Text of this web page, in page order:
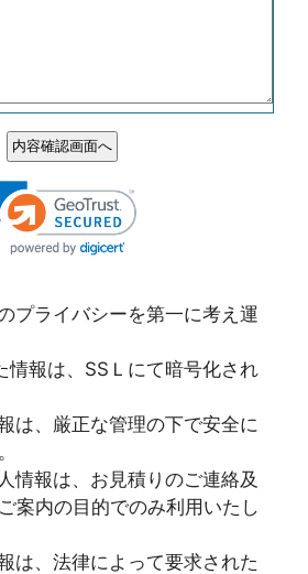
プライバシーを第一に考え運
情報は、SSＬにて暗号化され
は、厳正な管理の下で安全に
情報は、お見積りのご連絡及
案内の目的でのみ利用いたし
は、法律によって要求された